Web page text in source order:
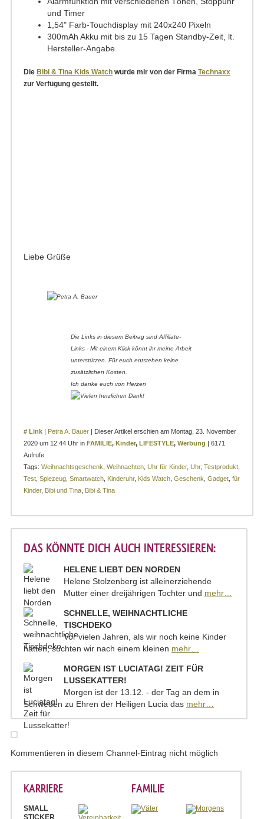
und Timer
1,54" Farb-Touchdisplay mit 240x240 Pixeln
300mAh Akku mit bis zu 15 Tagen Standby-Zeit, lt.
Hersteller-Angabe
Die Bibi & Tina Kids Watch wurde mir von der Firma Technaxx
zur Verfügung gestellt.
Liebe Grüße
Die Links in diesem Beitrag sind Affiliate-
Links - Mit einem Klick könnt ihr meine Arbeit
unterstützen. Für euch entstehen keine
zusätzlichen Kosten.
Ich danke euch von Herzen
# Link Petra A. Bauer | Dieser Artikel erschien am Montag, 23. November
2020 um 12:44 Uhr in FAMILIE, Kinder, LIFESTYLE, Werbung
| 6171
Aufrufe
Tags: Weihnachtsgeschenk, Weihnachten, Uhr für Kinder, Uhr, Testprodukt,
Test, Spiezeug, Smartwatch, Kinderuhr, Kids Watch, Geschenk, Gadget, für
Kinder, Bibi und Tina, Bibi & Tina
DAS KÖNNTE DICH AUCH INTERESSIEREN:
HELENE LIEBT DEN NORDEN
Helene Stolzenberg ist alleinerziehende
Mutter einer dreijährigen Tochter und mehr…
SCHNELLE, WEIHNACHTLICHE
TISCHDEKO
Vor vielen Jahren, als wir noch keine Kinder
hatten, suchten wir nach einem kleinen mehr…
MORGEN IST LUCIATAG! ZEIT FÜR
LUSSEKATTER!
Morgen ist der 13.12. - der Tag an dem in
Schweden zu Ehren der Heiligen Lucia das mehr…
Kommentieren in diesem Channel-Eintrag nicht möglich
KARRIERE
SMALL
STICKER
FAMILIE